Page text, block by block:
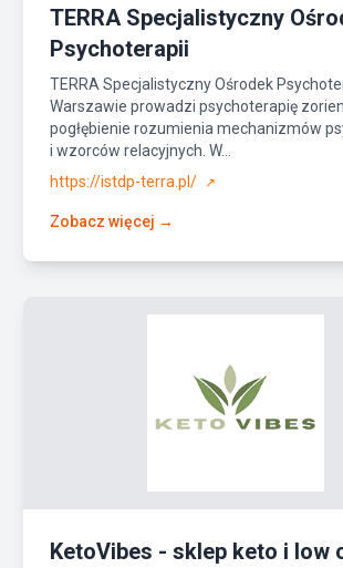
TERRA Specjalistyczny
Psychoterapii
TERRA Specjalistyczny Ośrodek
Warszawie prowadzi psychoterapię
pogłębienie rozumienia mechanizmów
i wzorców relacyjnych. W...
https://istdp-terra.pl/
↗
Zobacz więcej →
KetoVibes - sklep keto i low